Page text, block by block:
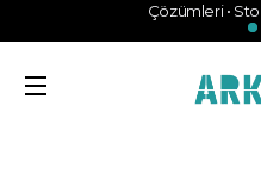
Çözümleri •